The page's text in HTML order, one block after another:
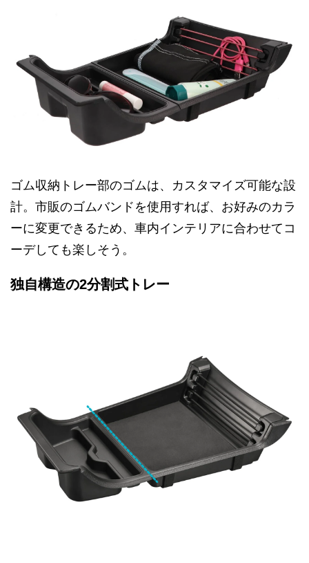
ゴム収納トレー部のゴムは、カスタマイズ可能な設
計。市販のゴムバンドを使用すれば、お好みのカラ
ーに変更できるため、車内インテリアに合わせてコ
ーデしても楽しそう。
独自構造の2分割式トレー